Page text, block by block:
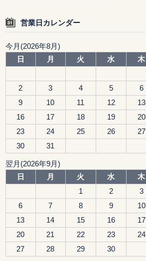
営業日カレンダー
今月(2026年8月)
日
月 火 水 木
2
3 4 5 6
9
10 11 12 13
16
17 18 19 20
23
24 25 26 27
30
31
翌月(2026年9月)
日
月 火 水 木
1
2 3
6
7 8 9 10
13
14 15 16 17
20
21 22 23 24
27
28 29 30